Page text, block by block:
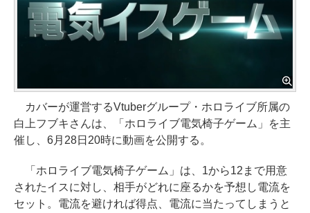
カバーが運営するVtuberグループ・ホロライブ所属の
白上フブキさんは、「ホロライブ電気椅子ゲーム」を主
催し、6月28日20時に動画を公開する。
「ホロライブ電気椅子ゲーム」は、1から12まで用意
されたイスに対し、相手がどれに座るかを予想し電流を
セット。電流を避ければ得点、電流に当たってしまうと